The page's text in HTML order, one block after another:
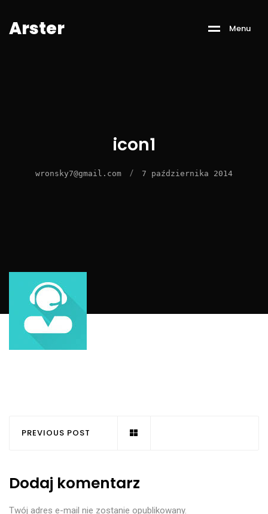
Arster Menu
icon1
wronsky7@gmail.com / 7 października 2014
PREVIOUS POST
Dodaj komentarz
Twój adres e-mail nie zostanie opublikowany.